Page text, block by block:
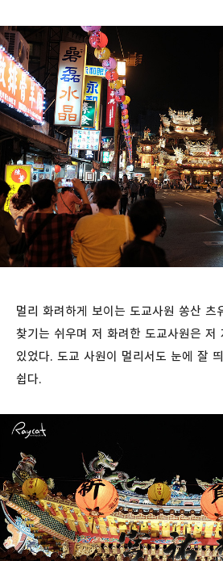
멀리 화려하게 보이는 도교사원 쏭산 츠
찾기는 쉬우며 저 화려한 도교사원은 저
있었다. 도교 사원이 멀리서도 눈에 잘
쉽다.